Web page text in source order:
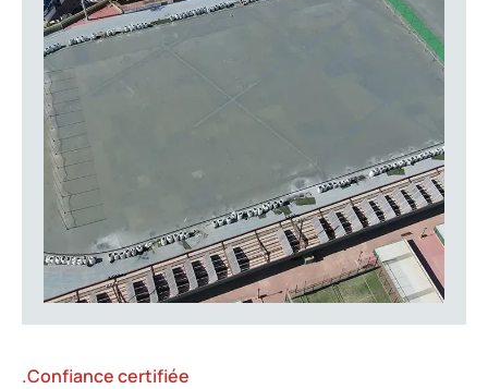
.Confiance certifiée